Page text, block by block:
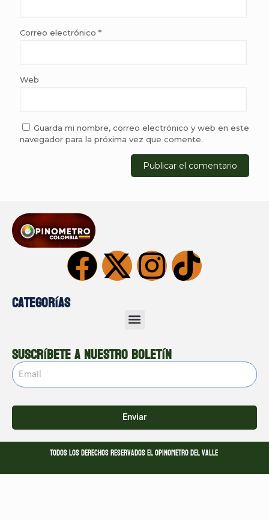
Correo electrónico *
Web
Guarda mi nombre, correo electrónico y web en este
navegador para la próxima vez que comente.
Categorías
Suscríbete a nuestro boletín
Enviar
Todos los derechos reservados El opinometro del valle